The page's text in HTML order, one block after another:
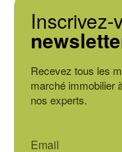
Recevez tous les
marché immobilier
nos experts.